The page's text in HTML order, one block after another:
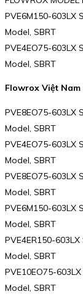
PVE6M150-603LX
Model, SBRT
PVE4EO75-603LX
Model, SBRT
Flowrox Việt Nam
PVE8EO75-603LX
Model, SBRT
PVE4EO75-603LX
Model, SBRT
PVE8EO75-603LX
Model, SBRT
PVE6M150-603LX
Model, SBRT
PVE4ER150-
Model, SBRT
PVE10EO75-
Model, SBRT